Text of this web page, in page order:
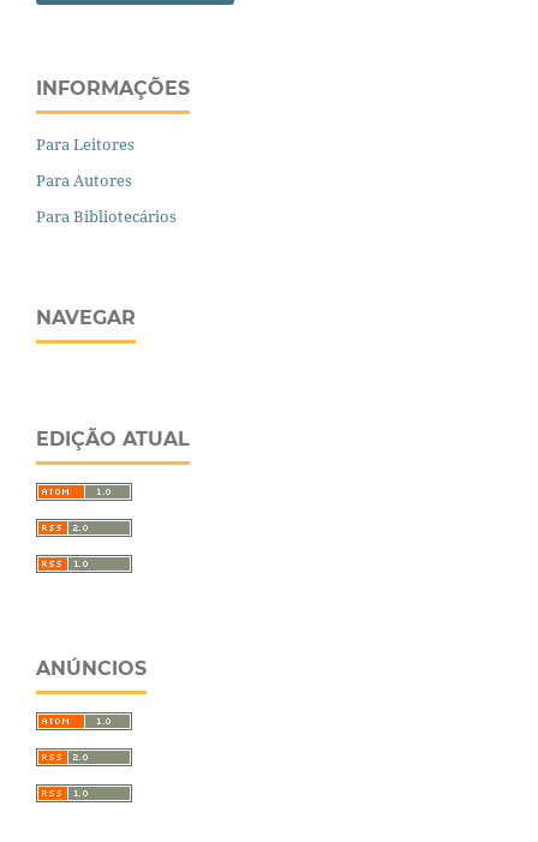
INFORMAÇÕES
Para Leitores
Para Autores
Para Bibliotecários
NAVEGAR
EDIÇÃO ATUAL
ANÚNCIOS